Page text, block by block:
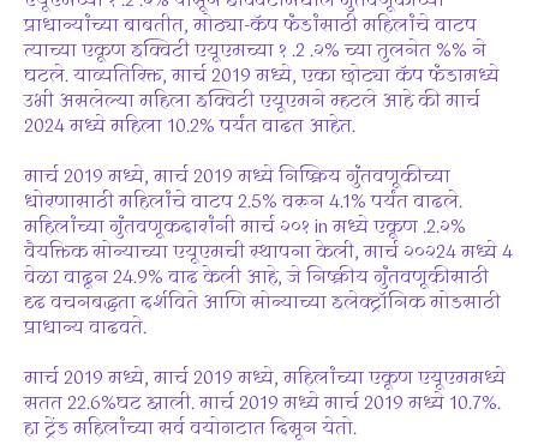
प्राधान्यांच्या बाबतीत, मोठ्या-कॅप फंडांसाठी महिलांचे वाटप
त्याच्या एकूण इक्विटी एयूएमच्या १ .2 .२% च्या तुलनेत %% ने
घटले. याव्यतिरिक्त, मार्च 2019 मध्ये, एका छोट्या कॅप फंडामध्ये
उभी असलेल्या महिला इक्विटी एयूएमने म्हटले आहे की मार्च
2024 मध्ये महिला 10.2% पर्यंत वाढत आहेत.
मार्च 2019 मध्ये, मार्च 2019 मध्ये निष्क्रिय गुंतवणूकीच्या
धोरणासाठी महिलांचे वाटप 2.5% वरून 4.1% पर्यंत वाढले.
महिलांच्या गुंतवणूकदारांनी मार्च २०१ in मध्ये एकूण .2.२%
वैयक्तिक सोन्याच्या एयूएमची स्थापना केली, मार्च २०२24 मध्ये 4
वेळा वाढून 24.9% वाढ केली आहे, जे निष्क्रीय गुंतवणूकीसाठी
दृढ वचनबद्धता दर्शविते आणि सोन्याच्या इलेक्ट्रॉनिक मोडसाठी
प्राधान्य वाढवते.
मार्च 2019 मध्ये, मार्च 2019 मध्ये, महिलांच्या एकूण एयूएममध्ये
सतत 22.6%घट झाली. मार्च 2019 मध्ये मार्च 2019 मध्ये 10.7%.
हा ट्रेंड महिलांच्या सर्व वयोगटात दिसून येतो.